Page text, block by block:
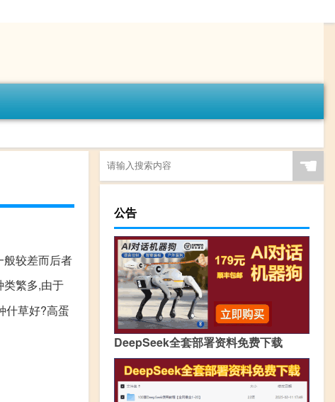
般较差而后者
类繁多,由于
什草好?高蛋
☚
公告
DeepSeek全套部署资料免费下载